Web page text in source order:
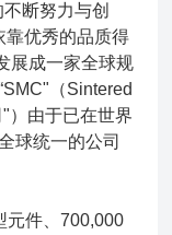
断努力与创
靠优秀的品质得
展成一家全球规
（Sintered
）由于已在世界
球统一的公司
元件、700,000